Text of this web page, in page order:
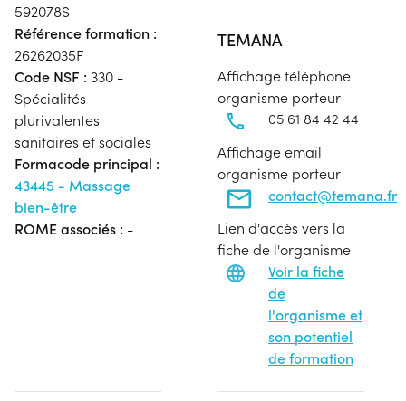
592078S
Référence formation :
26262035F
Code NSF : 330 -
Spécialités
plurivalentes
sanitaires et sociales
Formacode principal :
43445 - Massage
bien-être
ROME associés : -
TEMANA
Affichage téléphone
organisme porteur
05 61 84 42 44
Affichage email
organisme porteur
contact@temana.fr
Lien d'accès vers la
fiche de l'organisme
Voir la fiche
de
l'organisme et
son potentiel
de formation